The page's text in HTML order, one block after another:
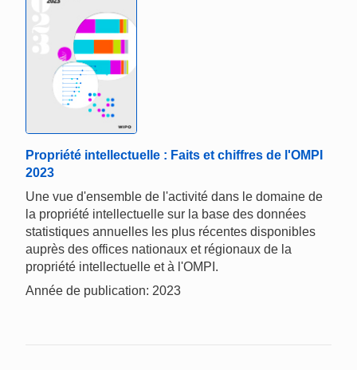
Propriété intellectuelle : Faits et chiffres de l'OMPI
2023
Une vue d'ensemble de l'activité dans le domaine de
la propriété intellectuelle sur la base des données
statistiques annuelles les plus récentes disponibles
auprès des offices nationaux et régionaux de la
propriété intellectuelle et à l'OMPI.
Année de publication: 2023